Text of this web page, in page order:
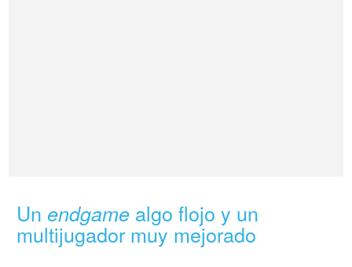
Un endgame algo flojo y un
multijugador muy mejorado